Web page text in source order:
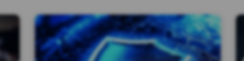
zwiększenia bezpieczeństwa Serwisu, w tym ochrony przed
organom ścigania w sprawach / dochodzeniach prowadzonych
pod inną osobę lub wyłudzeń.
Bezpieczna transmisja danych. Serwis zabezpieczony jest